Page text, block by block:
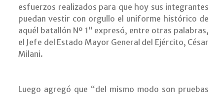
esfuerzos realizados para que hoy sus integrantes
puedan vestir con orgullo el uniforme histórico de
aquél batallón Nº 1” expresó, entre otras palabras,
el Jefe del Estado Mayor General del Ejército, César
Milani.
Luego agregó que “del mismo modo son pruebas